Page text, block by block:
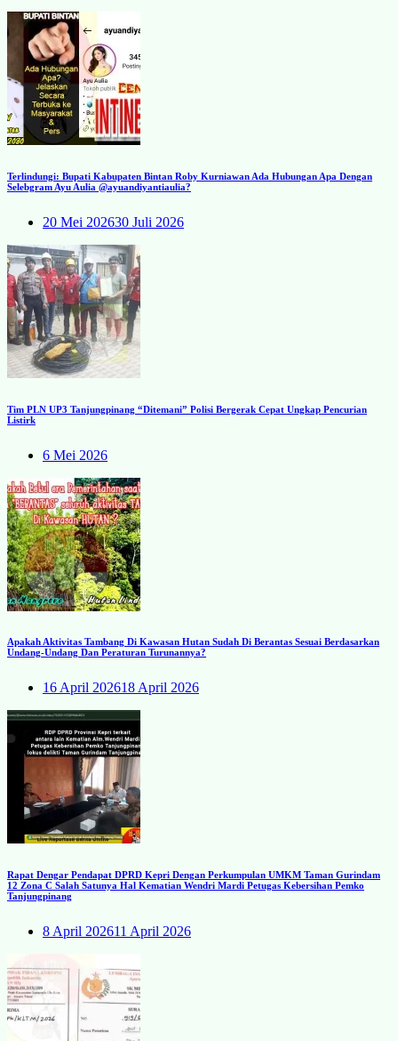
Terlindungi: Bupati Kabupaten Bintan Roby Kurniawan Ada Hubungan Apa Dengan
Selebgram Ayu Aulia @ayuandiyantiaulia?
20 Mei 202630 Juli 2026
Tim PLN UP3 Tanjungpinang “Ditemani” Polisi Bergerak Cepat Ungkap Pencurian
Listirk
6 Mei 2026
Apakah Aktivitas Tambang Di Kawasan Hutan Sudah Di Berantas Sesuai Berdasarkan
Undang-Undang Dan Peraturan Turunannya?
16 April 202618 April 2026
Rapat Dengar Pendapat DPRD Kepri Dengan Perkumpulan UMKM Taman Gurindam
12 Zona C Salah Satunya Hal Kematian Wendri Mardi Petugas Kebersihan Pemko
Tanjungpinang
8 April 202611 April 2026